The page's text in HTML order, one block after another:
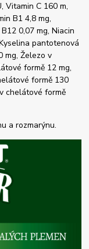
Vitamin C 160 m,
B1 4,8 mg,
0,07 mg, Niacin
pantotenová
mg, Železo v
formě 12 mg,
formě 130
chelátové formě
a rozmarýnu.